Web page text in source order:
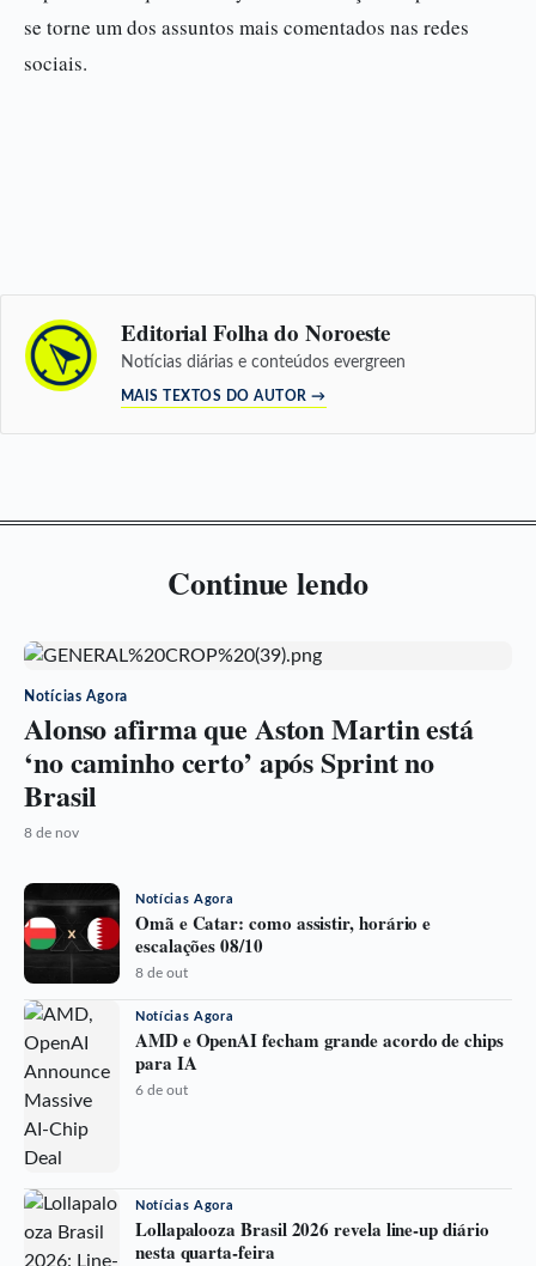
se torne um dos assuntos mais comentados nas redes
sociais.
Editorial Folha do Noroeste
Notícias diárias e conteúdos evergreen
MAIS TEXTOS DO AUTOR →
Continue lendo
Notícias Agora
Alonso afirma que Aston Martin está
‘no caminho certo’ após Sprint no
Brasil
8 de nov
Notícias Agora
Omã e Catar: como assistir, horário e
escalações 08/10
8 de out
Notícias Agora
AMD e OpenAI fecham grande acordo de chips
para IA
6 de out
Notícias Agora
Lollapalooza Brasil 2026 revela line-up diário
nesta quarta-feira